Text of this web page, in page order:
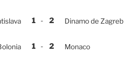
1 - 2 Dinamo de Zagreb
1 - 2 Monaco